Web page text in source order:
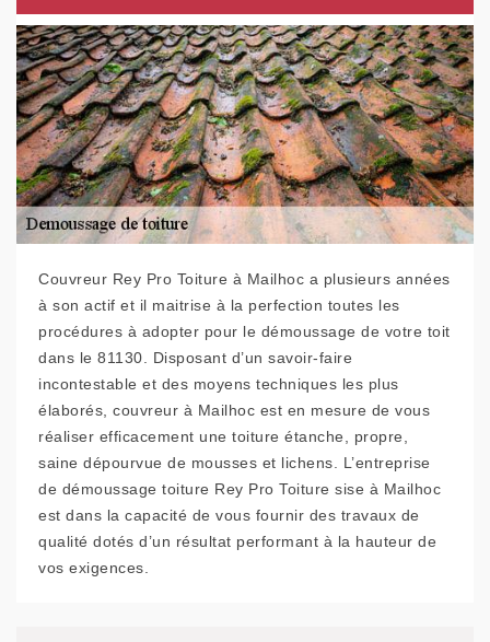
Couvreur Rey Pro Toiture à Mailhoc a plusieurs années
à son actif et il maitrise à la perfection toutes les
procédures à adopter pour le démoussage de votre toit
dans le 81130. Disposant d’un savoir-faire
incontestable et des moyens techniques les plus
élaborés, couvreur à Mailhoc est en mesure de vous
réaliser efficacement une toiture étanche, propre,
saine dépourvue de mousses et lichens. L’entreprise
de démoussage toiture Rey Pro Toiture sise à Mailhoc
est dans la capacité de vous fournir des travaux de
qualité dotés d’un résultat performant à la hauteur de
vos exigences.